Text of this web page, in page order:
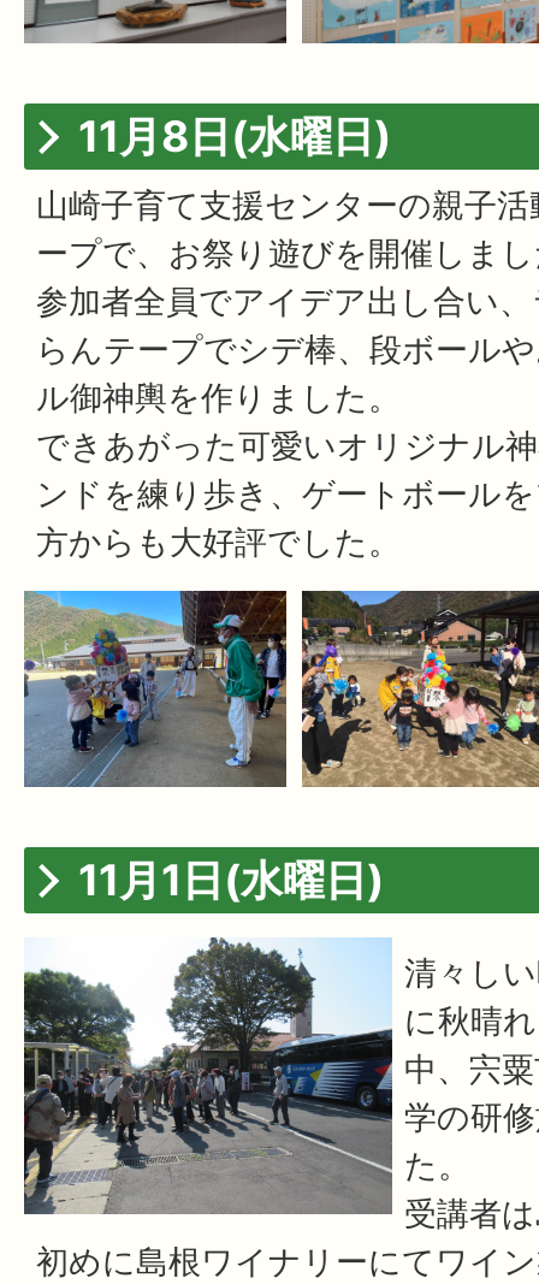
11月8日(水曜日)
山崎子育て支援センターの親子
ープで、お祭り遊びを開催しま
参加者全員でアイデア出し合い
らんテープでシデ棒、段ボール
ル御神輿を作りました。
できあがった可愛いオリジナル
ンドを練り歩き、ゲートボール
方からも大好評でした。
11月1日(水曜日)
清々し
に秋晴
中、宍
学の研
た。
受講者
初めに島根ワイナリーにてワイ